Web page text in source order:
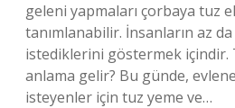
geleni yapmaları çorbaya tuz
tanımlanabilir. İnsanların az
istediklerini göstermek içindir.
anlama gelir? Bu günde,
isteyenler için tuz yeme ve…